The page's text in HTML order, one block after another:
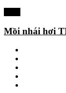
Mồi nhái hơi